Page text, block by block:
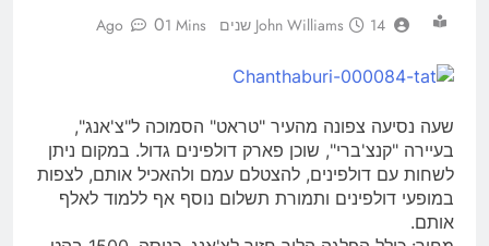
John Williams 14 שנים Ago 01 Mins
שעה נסיעה צפונה מהעיר "טראט" הסמוכה ל"צ'אנג",
בעיירה "קנצ'ברי", שוכן פארק דולפינים גדול. במקום ניתן
לשחות עם דולפינים, להצטלם עמם ולהאכיל אותם, לצפות
במופעי דולפינים ותמורת תשלום נוסף אף ללמוד לאלף
אותם.